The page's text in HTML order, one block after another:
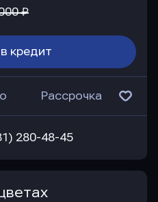
₽
кредит
Рассрочка
280-48-45